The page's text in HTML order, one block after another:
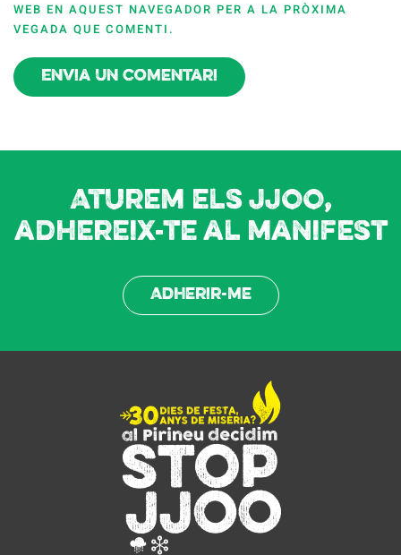
WEB EN AQUEST NAVEGADOR PER A LA PRÒXIMA
VEGADA QUE COMENTI.
Envia un comentari
Aturem els JJOO,
adhereix-te al manifest
Adherir-me